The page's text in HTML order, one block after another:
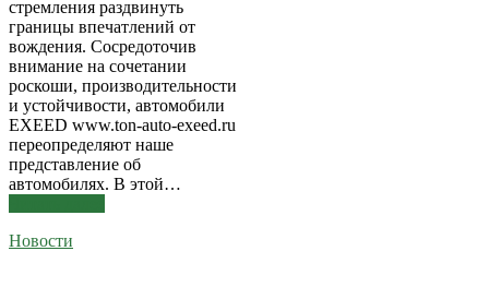
стремления раздвинуть
границы впечатлений от
вождения. Сосредоточив
внимание на сочетании
роскоши, производительности
и устойчивости, автомобили
EXEED www.ton-auto-exeed.ru
переопределяют наше
представление об
автомобилях. В этой…
Новости